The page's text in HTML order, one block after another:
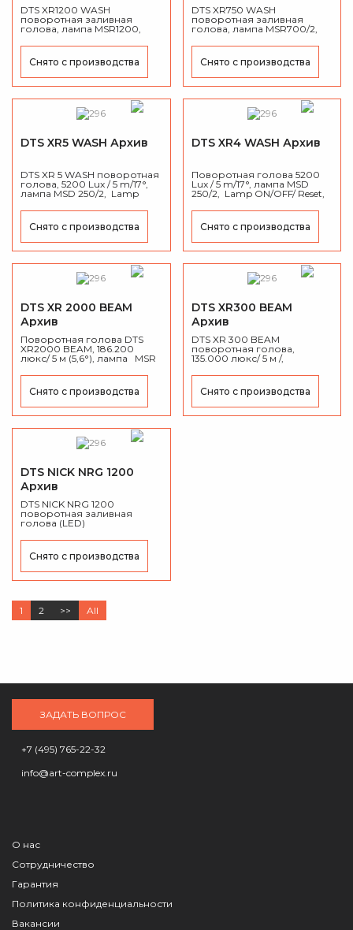
DTS XR1200 WASH
поворотная заливная
голова, лампа MSR1200,
люкс на расстоянии 5 м
(14°), Вес 38 кг
Снято с производства
DTS XR750 WASH
поворотная заливная
голова, лампа MSR700/2,
люкс на расстоянии 5 м
(14°), Вес 33 кг
Снято с производства
DTS XR5 WASH Архив
DTS XR 5 WASH поворотная
голова, 5200 Lux / 5 m/17°,
лампа MSD 250/2, Lamp
кг.
Снято с производства
DTS XR4 WASH Архив
Поворотная голова 5200
Lux / 5 m/17°, лампа MSD
250/2, Lamp ON/OFF/ Reset,
26 кг.
Снято с производства
DTS XR 2000 BEAM
Архив
Поворотная голова DTS
XR2000 BEAM, 186.200
люкс/ 5 м (5,6°), лампа MSR
фрост, строб, диммер,
моторизованный фокус, 37
кг.Снято с производства
DTS XR300 BEAM
Архив
DTS XR 300 BEAM
поворотная голова,
135.000 люкс/ 5 м /,
(5,7°), магнитный балласт,
24 DMX канала, 31 кг.
Снято с производства
DTS NICK NRG 1200
Архив
DTS NICK NRG 1200
поворотная заливная
голова (LED)
Снято с производства
1 2 >> All
ЗАДАТЬ ВОПРОС
+7 (495) 765-22-32
info@art-complex.ru
О нас
Сотрудничество
Гарантия
Политика конфиденциальности
Вакансии